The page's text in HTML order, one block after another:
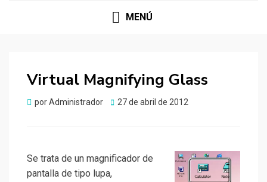
MENÚ
Virtual Magnifying Glass
porAdministrador
Publicado
27 de abril de 2012
Se trata de un magnificador de
pantalla de tipo lupa,